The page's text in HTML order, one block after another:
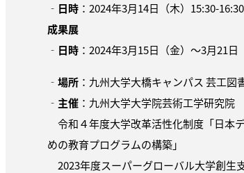
‐ 日時 ：2024年3月14日（木）15:30-16:30
成果展
‐ 日時 ：2024年3月15日（金）〜3月21日
‐ 場所 ：九州大学大橋キャンパス 芸工
‐ 主催 ：九州大学大学院芸術工学研究院
令和４年度大学改革活性化制度「日本
めの教育プログラムの構築」
2023年度スーパーグローバル大学創生